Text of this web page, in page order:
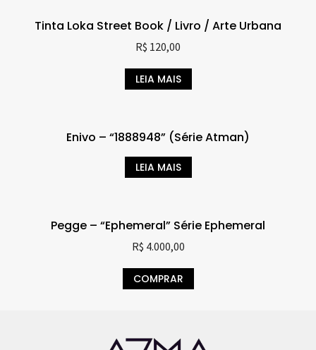
Tinta Loka Street Book / Livro / Arte Urbana
R$ 120,00
LEIA MAIS
Enivo – “1888948” (Série Atman)
LEIA MAIS
Pegge – “Ephemeral” Série Ephemeral
R$ 4.000,00
COMPRAR